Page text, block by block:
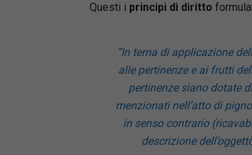
Questi i principi di diritto
“In tema di applicazione
alle pertinenze e ai frutti
pertinenze siano dotate
menzionati nell’atto di
in senso contrario
descrizione